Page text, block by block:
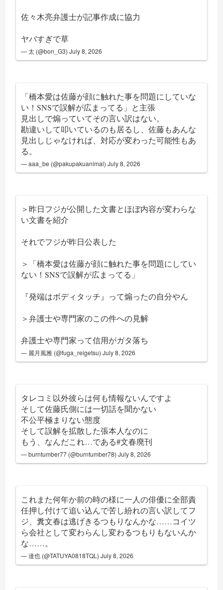
佐々木亮弁護士が記事作成に協力
ヤバすぎで草
— 太 (@bon_G3)July 8, 2026
「橋本愛は佐藤が顔に触れた事を問題にしていな
い！SNSで誤解が広まってる」と主張
見出しで煽っていてその言い訳はない。
勘違いして叩いているのも居るし、佐藤もあんな
見出しじゃなければ、対応が変わった可能性もあ
る。
— aaa_be (@pakupakuanimal)July 8, 2026
＞昨日フジが公開した文書とほぼ内容が変わらな
い文書を紹介
それでフジが昨日公表した
＞「橋本愛は佐藤が顔に触れた事を問題にしてい
ない！SNSで誤解が広まってる」
『発端はボディタッチ』って煽ったの自分やん
＞弁護士や専門家のこの件への見解
弁護士や専門家って信用がガタ落ち
— 麗月風雅 (@fuga_reigetsu)July 8, 2026
タレコミ以外彼らは何も情報ないんですよ
そして佐藤氏側には一切話を聞かない
不公平極まりない態度
そして誤解を拡散した張本人なのに
もう、なんだこれ…である#文春廃刊
— burntumber77 (@burntumber78)July 8, 2026
これまた何年か前の時の様に一人の俳優に全部責
任押し付けて追い込んで苦し紛れの言い訳してフ
ジ、糞文春は逃げきるつもりなんかな……コイツ
ら会社として変わらんし変わるつもりもないんか
な……。
— 達也 (@TATUYA0818TQL)July 8, 2026